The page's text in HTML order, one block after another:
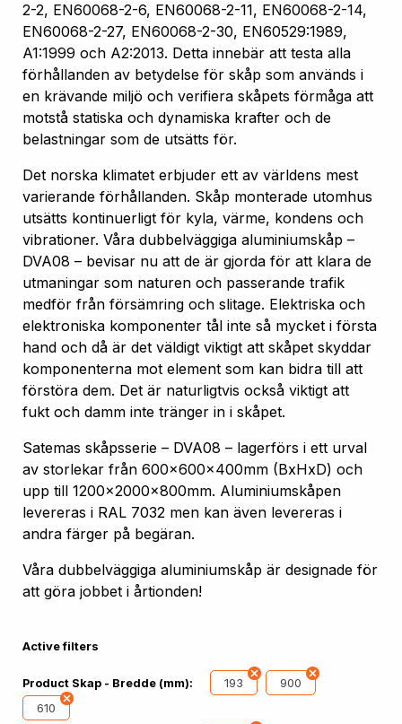
2-2, EN60068-2-6, EN60068-2-11, EN60068-2-14,
EN60068-2-27, EN60068-2-30, EN60529:1989,
A1:1999 och A2:2013. Detta innebär att testa alla
förhållanden av betydelse för skåp som används i
en krävande miljö och verifiera skåpets förmåga att
motstå statiska och dynamiska krafter och de
belastningar som de utsätts för.
Det norska klimatet erbjuder ett av världens mest
varierande förhållanden. Skåp monterade utomhus
utsätts kontinuerligt för kyla, värme, kondens och
vibrationer. Våra dubbelväggiga aluminiumskåp –
DVA08 – bevisar nu att de är gjorda för att klara de
utmaningar som naturen och passerande trafik
medför från försämring och slitage. Elektriska och
elektroniska komponenter tål inte så mycket i första
hand och då är det väldigt viktigt att skåpet skyddar
komponenterna mot element som kan bidra till att
förstöra dem. Det är naturligtvis också viktigt att
fukt och damm inte tränger in i skåpet.
Satemas skåpsserie – DVA08 – lagerförs i ett urval
av storlekar från 600x600x400mm (BxHxD) och
upp till 1200x2000x800mm. Aluminiumskåpen
levereras i RAL 7032 men kan även levereras i
andra färger på begäran.
Våra dubbelväggiga aluminiumskåp är designade för
att göra jobbet i årtionden!
Active filters
Product Skap - Bredde (mm): 193
900
610